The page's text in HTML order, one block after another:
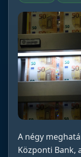
A négy
Központi Bank,